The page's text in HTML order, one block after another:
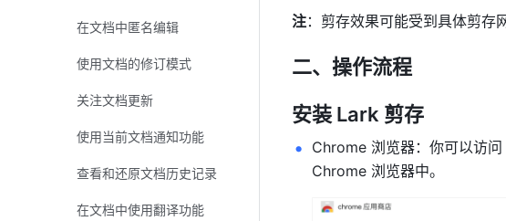
在文档中匿名编辑
使用文档的修订模式
关注文档更新
使用当前文档通知功能
查看和还原文档历史记录
在文档中使用翻译功能
注：剪存效果可能受到具体剪存
二、操作流程
安装 Lark 剪存
Chrome 浏览器：你可以访
Chrome 浏览器中。